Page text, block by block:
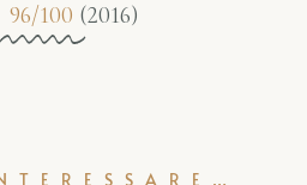
96/100 (2016)